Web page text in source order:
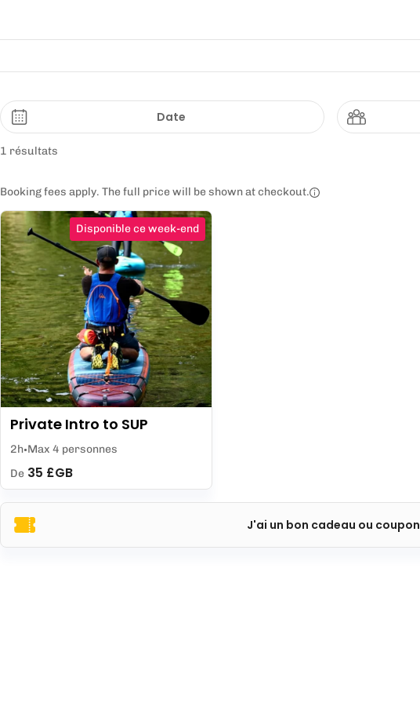
Date
1 résultats
Booking fees apply. The full price will be shown at checkout.
J'ai un bon cadeau ou coupon
Disponible ce week-end
Private Intro to SUP
2h Max 4 personnes
De 35 £GB